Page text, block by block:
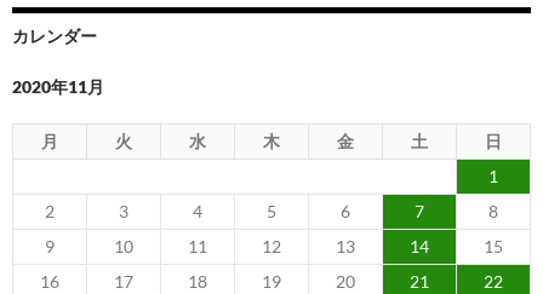
カレンダー
2020年11月
月 火 水 木 金 土
日
1
2
3 4 5 6 7
8
9
10 11 12 13 14
15
16
17 18 19 20 21
22